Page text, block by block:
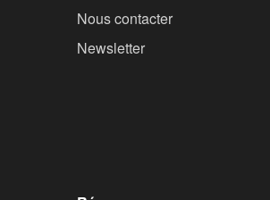
Nous contacter
Newsletter